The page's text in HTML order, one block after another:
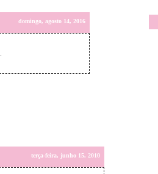
domingo, agosto 14, 2016
terça-feira, junho 15, 2010